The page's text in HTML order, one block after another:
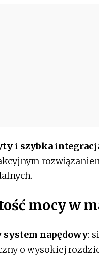
i szybka
mocy w
napędowy:
o wysokiej